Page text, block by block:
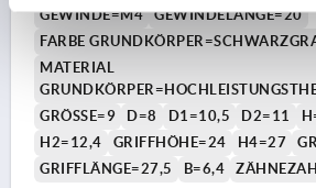
GEWINDE=M4
GEWINDELÄNGE=20
FARBE
MATERIAL
GRÖSSE=9
D=8 D1=10,5 D2=11
H2=12,4
GRIFFHÖHE=24 H4=27
GRIFFLÄNGE=27,5
B=6,4